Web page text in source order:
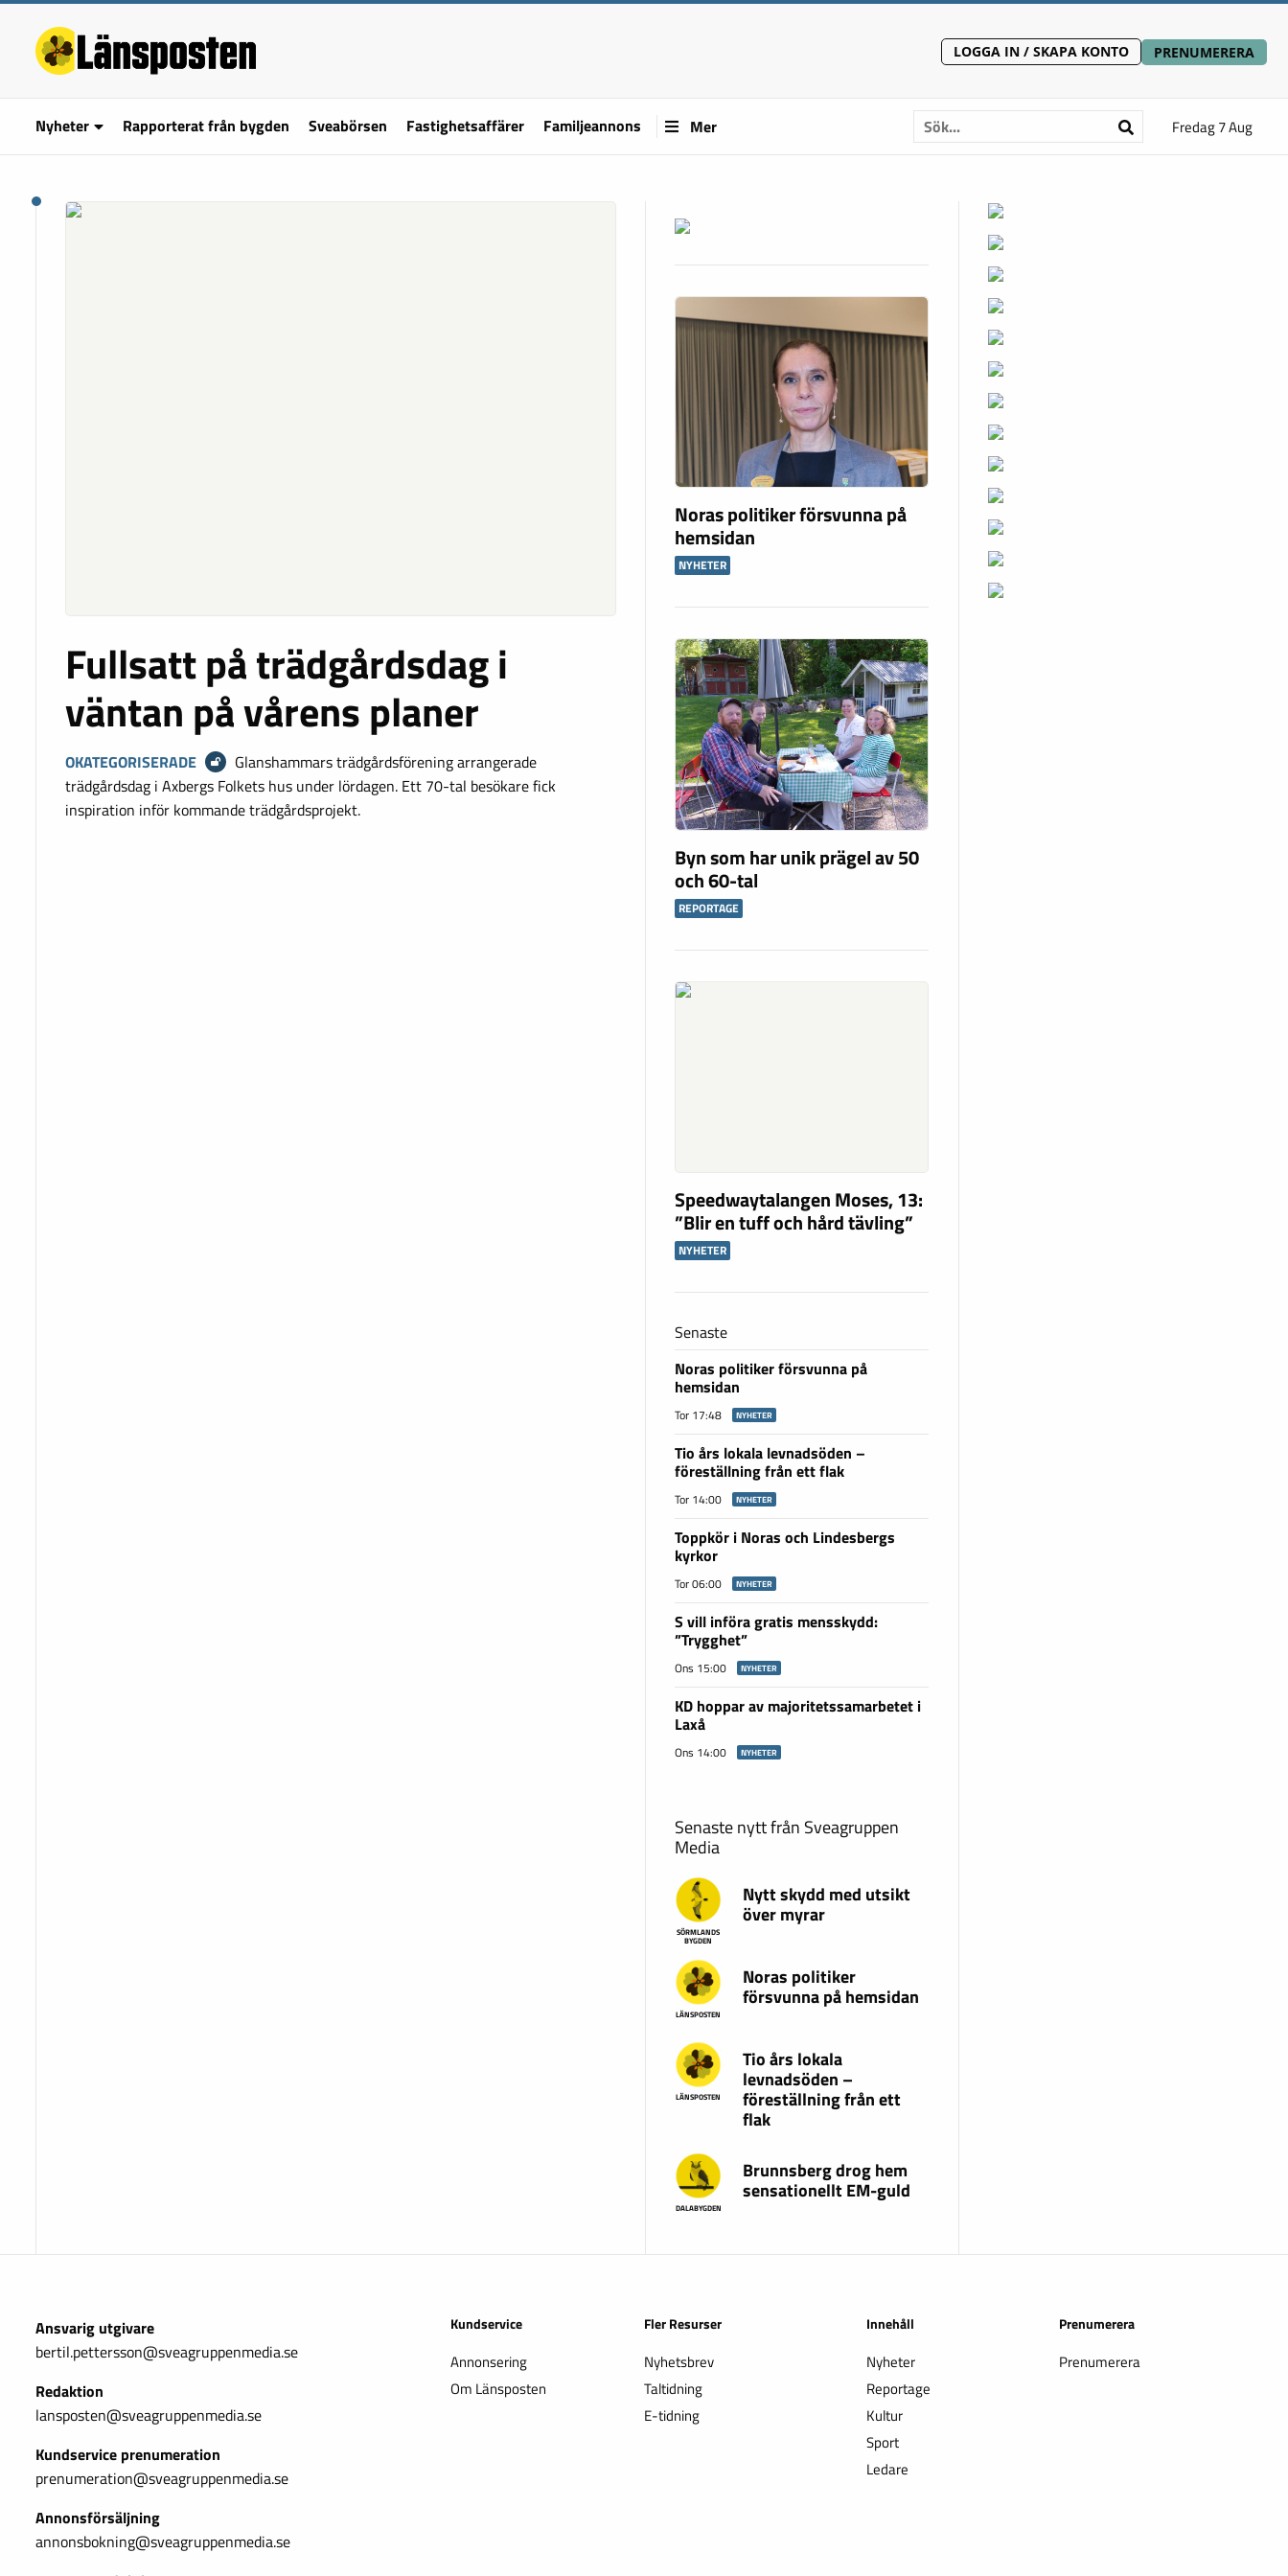
LOGGA IN / SKAPA KONTO PRENUMERERA
Nyheter Rapporterat från bygden Sveabörsen Fastighetsaffärer Familjeannons Mer Fredag 7 Aug
Fullsatt på trädgårdsdag i
väntan på vårens planer
OKATEGORISERADE
Glanshammars trädgårdsförening arrangerade
trädgårdsdag i Axbergs Folkets hus under lördagen. Ett 70-tal besökare fick
inspiration inför kommande trädgårdsprojekt.
Noras politiker försvunna på
hemsidan
NYHETER
Byn som har unik prägel av 50
och 60-tal
REPORTAGE
Speedwaytalangen Moses, 13:
”Blir en tuff och hård tävling”
NYHETER
Senaste
Noras politiker försvunna på
hemsidan
Tor 17:48 NYHETER
Tio års lokala levnadsöden –
föreställning från ett flak
Tor 14:00 NYHETER
Toppkör i Noras och Lindesbergs
kyrkor
Tor 06:00 NYHETER
S vill införa gratis mensskydd:
”Trygghet”
Ons 15:00 NYHETER
KD hoppar av majoritetssamarbetet i
Laxå
Ons 14:00 NYHETER
Senaste nytt från Sveagruppen
Media
SÖRMLANDS
BYGDEN
Nytt skydd med utsikt
över myrar
LÄNSPOSTEN
Noras politiker
försvunna på hemsidan
LÄNSPOSTEN
Tio års lokala
levnadsöden –
föreställning från ett
flak
DALABYGDEN
Brunnsberg drog hem
sensationellt EM-guld
Ansvarig utgivare
bertil.pettersson@sveagruppenmedia.se
Redaktion
lansposten@sveagruppenmedia.se
Kundservice prenumeration
prenumeration@sveagruppenmedia.se
Annonsförsäljning
annonsbokning@sveagruppenmedia.se
Kundservice
Annonsering
Om Länsposten
Fler Resurser
Nyhetsbrev
Taltidning
E-tidning
Innehåll
Nyheter
Reportage
Kultur
Sport
Ledare
Prenumerera
Prenumerera